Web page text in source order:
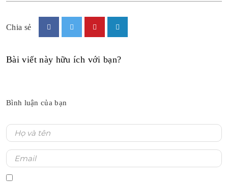
Chia sẻ
Bài viết này hữu ích với bạn?
Bình luận của bạn